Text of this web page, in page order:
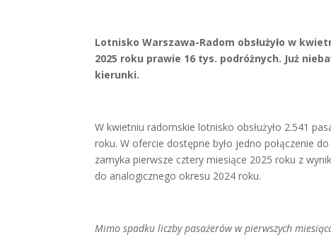
Lotnisko Warszawa-Radom obsłużyło w
2025 roku prawie 16 tys. podróżnych. Już
kierunki.
W kwietniu radomskie lotnisko obsłużyło 2.541
roku. W ofercie dostępne było jedno połączenie
zamyka pierwsze cztery miesiące 2025 roku z
do analogicznego okresu 2024 roku.
Mimo spadku liczby pasażerów w pierwszych